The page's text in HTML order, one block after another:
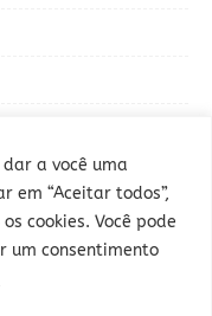
a você uma
em “Aceitar todos”,
cookies. Você pode
um consentimento